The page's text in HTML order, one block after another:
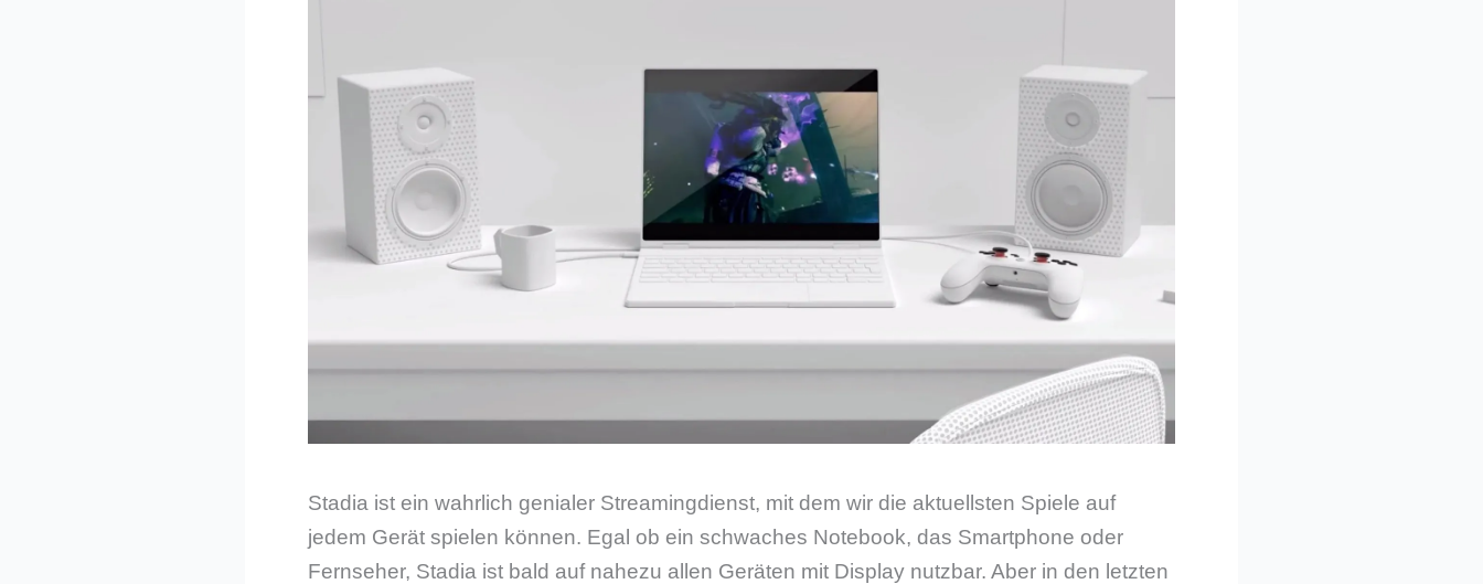
Stadia ist ein wahrlich genialer Streamingdienst, mit dem wir die aktuellsten Spiele auf
jedem Gerät spielen können. Egal ob ein schwaches Notebook, das Smartphone oder
Fernseher, Stadia ist bald auf nahezu allen Geräten mit Display nutzbar. Aber in den letzten